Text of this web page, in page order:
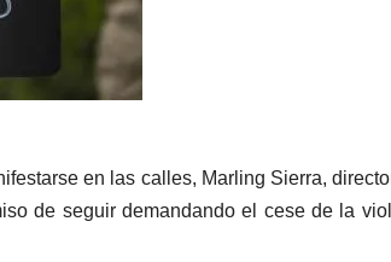
en las calles, Marling Sierra,
de seguir demandando el cese de la